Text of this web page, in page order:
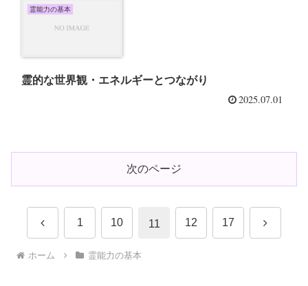
霊能力の基本
霊的な世界観・エネルギーとつながり
2025.07.01
次のページ
前
へ
1 10 11 12 17 次
ホーム 霊能力の基本